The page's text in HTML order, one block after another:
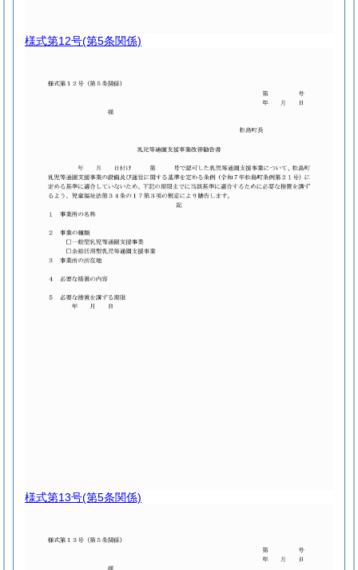
様式第12号(第5条関係)
様式第13号(第5条関係)